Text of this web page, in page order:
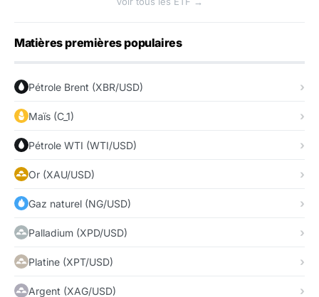
Matières premières populaires
Pétrole Brent (XBR/USD)
Maïs (C_1)
Pétrole WTI (WTI/USD)
Or (XAU/USD)
Gaz naturel (NG/USD)
Palladium (XPD/USD)
Platine (XPT/USD)
Argent (XAG/USD)